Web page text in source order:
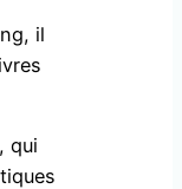
il
qui